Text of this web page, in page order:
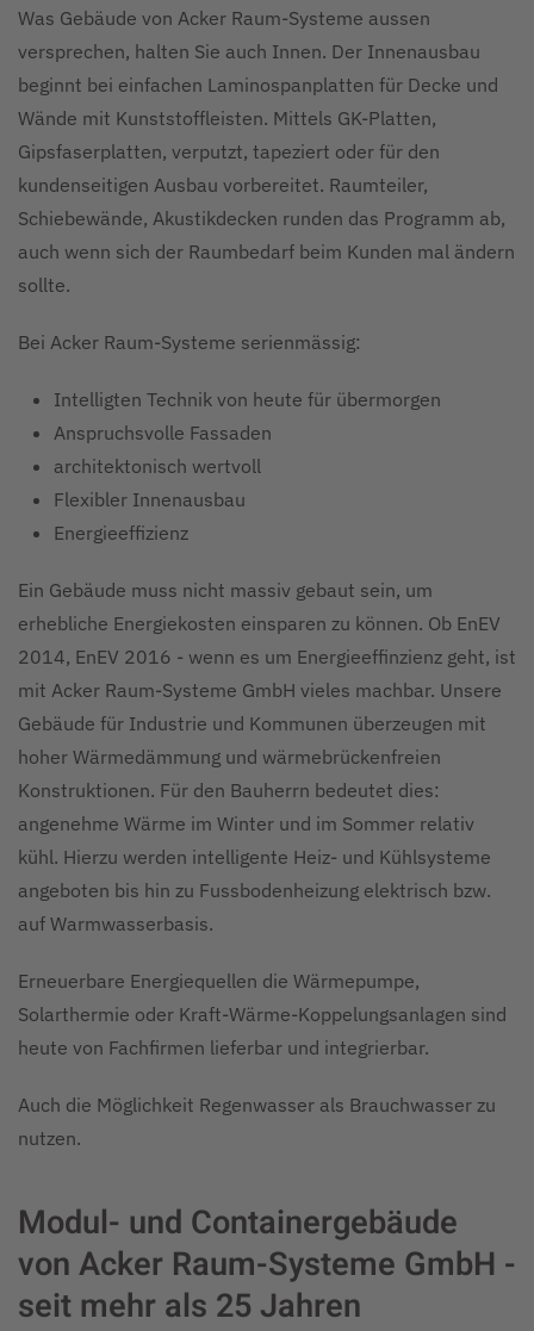
Was Gebäude von Acker Raum-Systeme aussen
versprechen, halten Sie auch Innen. Der Innenausbau
beginnt bei einfachen Laminospanplatten für Decke und
Wände mit Kunststoffleisten. Mittels GK-Platten,
Gipsfaserplatten, verputzt, tapeziert oder für den
kundenseitigen Ausbau vorbereitet. Raumteiler,
Schiebewände, Akustikdecken runden das Programm ab,
auch wenn sich der Raumbedarf beim Kunden mal ändern
sollte.
Bei Acker Raum-Systeme serienmässig:
Intelligten Technik von heute für übermorgen
Anspruchsvolle Fassaden
architektonisch wertvoll
Flexibler Innenausbau
Energieeffizienz
Ein Gebäude muss nicht massiv gebaut sein, um
erhebliche Energiekosten einsparen zu können. Ob EnEV
2014, EnEV 2016 - wenn es um Energieeffinzienz geht, ist
mit Acker Raum-Systeme GmbH vieles machbar. Unsere
Gebäude für Industrie und Kommunen überzeugen mit
hoher Wärmedämmung und wärmebrückenfreien
Konstruktionen. Für den Bauherrn bedeutet dies:
angenehme Wärme im Winter und im Sommer relativ
kühl. Hierzu werden intelligente Heiz- und Kühlsysteme
angeboten bis hin zu Fussbodenheizung elektrisch bzw.
auf Warmwasserbasis.
Erneuerbare Energiequellen die Wärmepumpe,
Solarthermie oder Kraft-Wärme-Koppelungsanlagen sind
heute von Fachfirmen lieferbar und integrierbar.
Auch die Möglichkeit Regenwasser als Brauchwasser zu
nutzen.
Modul- und Containergebäude
von Acker Raum-Systeme GmbH -
seit mehr als 25 Jahren